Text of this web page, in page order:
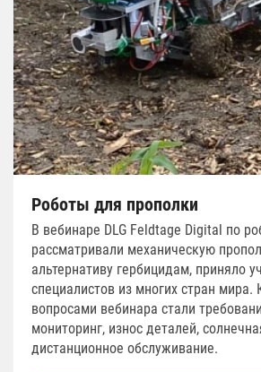
Роботы для прополки
В вебинаре DLG Feldtage Digital по
рассматривали механическую
альтернативу гербицидам, приняло
специалистов из многих стран
вопросами вебинара стали
мониторинг, износ деталей,
дистанционное обслуживание.